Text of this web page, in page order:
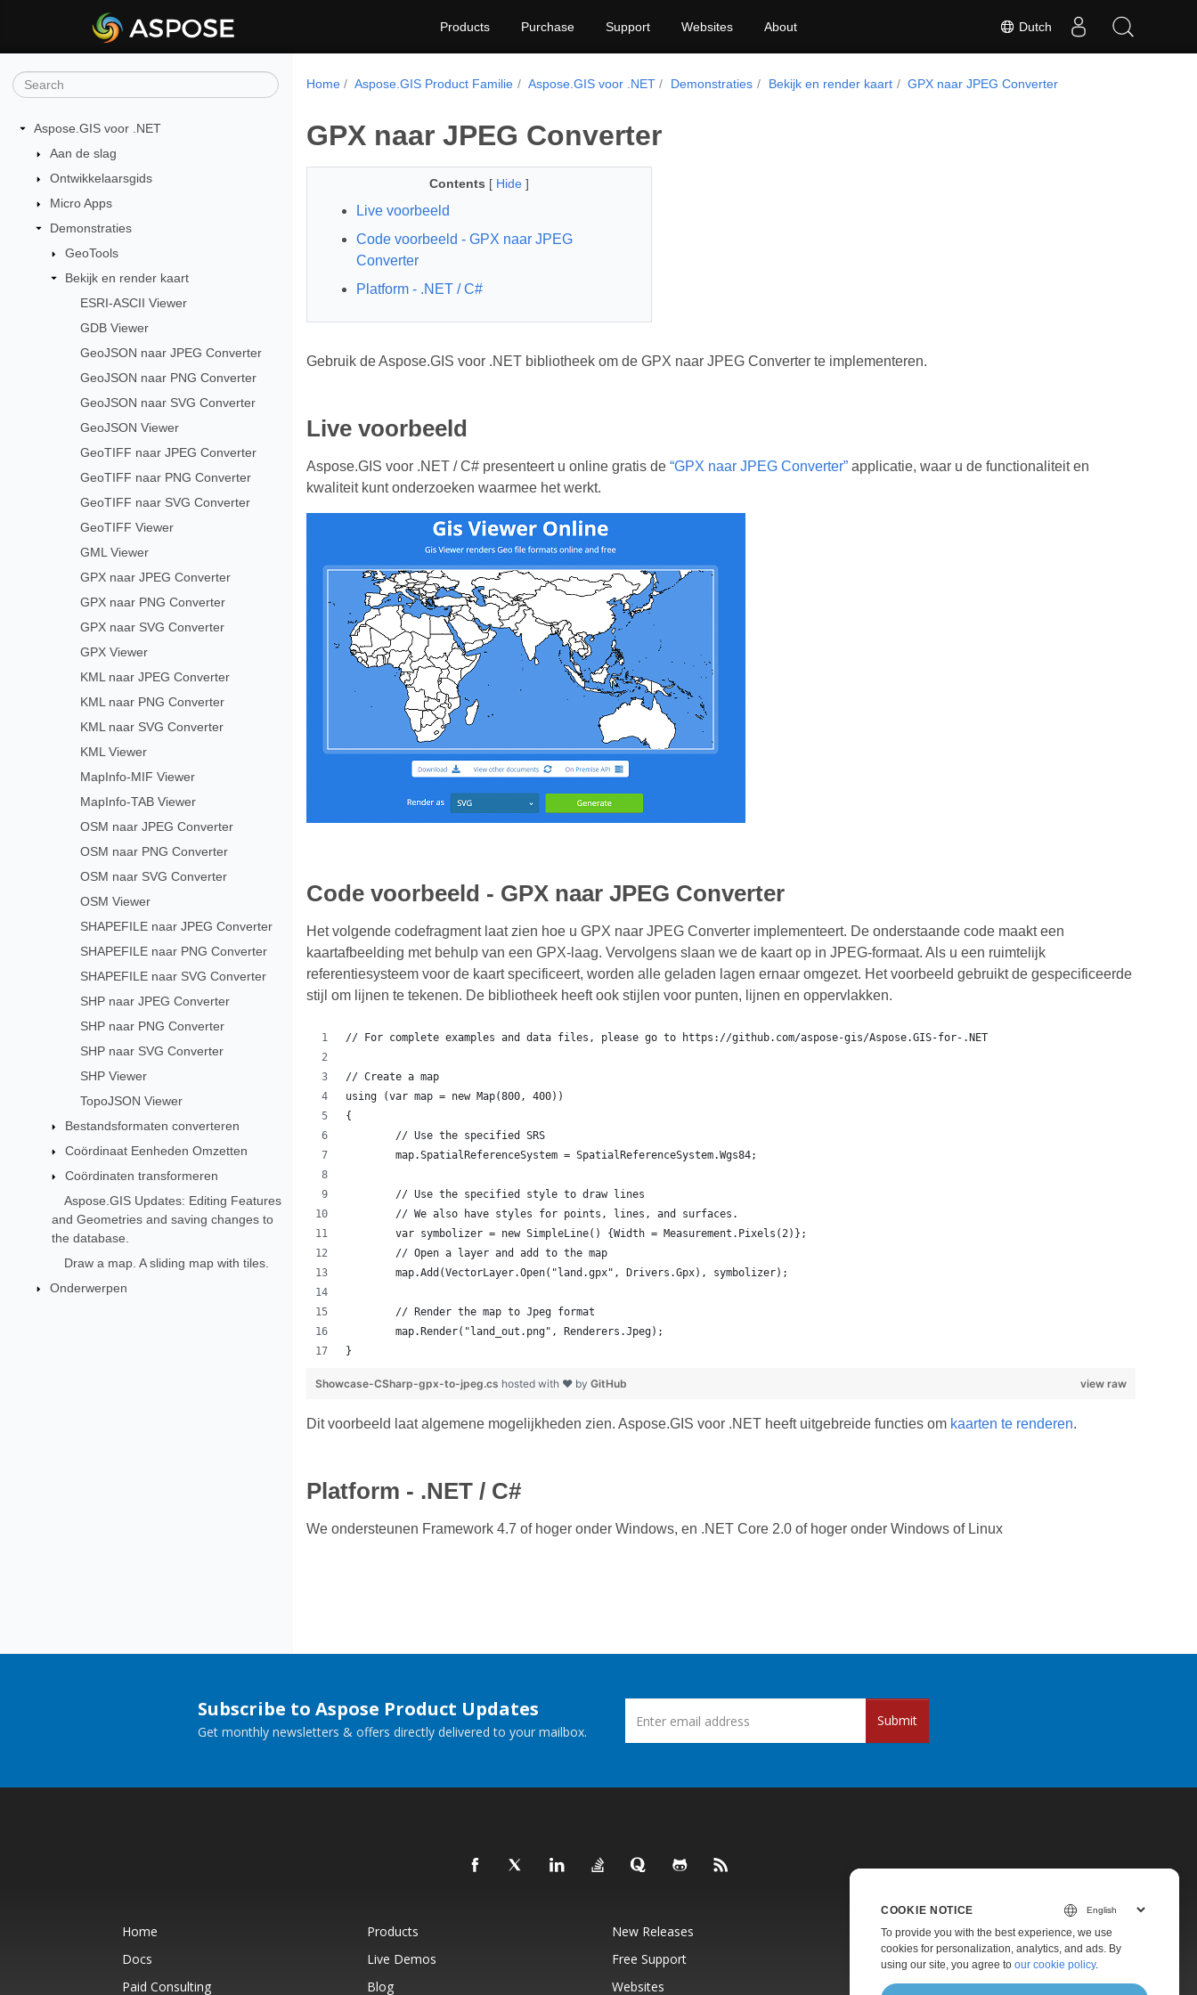
Dutch
Products Purchase Support Websites About
Aspose.GIS voor .NET
Aan de slag
Ontwikkelaarsgids
Micro Apps
Demonstraties
GeoTools
Bekijk en render kaart
ESRI-ASCII Viewer
GDB Viewer
GeoJSON naar JPEG Converter
GeoJSON naar PNG Converter
GeoJSON naar SVG Converter
GeoJSON Viewer
GeoTIFF naar JPEG Converter
GeoTIFF naar PNG Converter
GeoTIFF naar SVG Converter
GeoTIFF Viewer
GML Viewer
GPX naar JPEG Converter
GPX naar PNG Converter
GPX naar SVG Converter
GPX Viewer
KML naar JPEG Converter
KML naar PNG Converter
KML naar SVG Converter
KML Viewer
MapInfo-MIF Viewer
MapInfo-TAB Viewer
OSM naar JPEG Converter
OSM naar PNG Converter
OSM naar SVG Converter
OSM Viewer
SHAPEFILE naar JPEG Converter
SHAPEFILE naar PNG Converter
SHAPEFILE naar SVG Converter
SHP naar JPEG Converter
SHP naar PNG Converter
SHP naar SVG Converter
SHP Viewer
TopoJSON Viewer
Bestandsformaten converteren
Coördinaat Eenheden Omzetten
Coördinaten transformeren
Aspose.GIS Updates: Editing Features
and Geometries and saving changes to
the database.
Draw a map. A sliding map with tiles.
Onderwerpen
Home Aspose.GIS Product Familie Aspose.GIS voor .NET Demonstraties Bekijk en render kaart GPX naar JPEG Converter
GPX naar JPEG Converter
Contents [ Hide ]
Live voorbeeld
Code voorbeeld - GPX naar JPEG
Converter
Platform - .NET / C#
Gebruik de Aspose.GIS voor .NET bibliotheek om de GPX naar JPEG Converter te implementeren.
Live voorbeeld
Aspose.GIS voor .NET / C# presenteert u online gratis de “GPX naar JPEG Converter”applicatie, waar u de functionaliteit en
kwaliteit kunt onderzoeken waarmee het werkt.
Code voorbeeld - GPX naar JPEG Converter
Het volgende codefragment laat zien hoe u GPX naar JPEG Converter implementeert. De onderstaande code maakt een
kaartafbeelding met behulp van een GPX-laag. Vervolgens slaan we de kaart op in JPEG-formaat. Als u een ruimtelijk
referentiesysteem voor de kaart specificeert, worden alle geladen lagen ernaar omgezet. Het voorbeeld gebruikt de gespecificeerde
stijl om lijnen te tekenen. De bibliotheek heeft ook stijlen voor punten, lijnen en oppervlakken.
// For complete examples and data files, please go to https://github.com/aspose-gis/Aspose.GIS-for-.NET
// Create a map
using (var map = new Map(800, 400))
{
	// Use the specified SRS
	map.SpatialReferenceSystem = SpatialReferenceSystem.Wgs84;
	// Use the specified style to draw lines
	// We also have styles for points, lines, and surfaces.
	var symbolizer = new SimpleLine() {Width = Measurement.Pixels(2)};
	// Open a layer and add to the map
	map.Add(VectorLayer.Open("land.gpx", Drivers.Gpx), symbolizer);
	// Render the map to Jpeg format
	map.Render("land_out.png", Renderers.Jpeg);
}
view raw
Showcase-CSharp-gpx-to-jpeg.cs hosted with ❤ by GitHub
Dit voorbeeld laat algemene mogelijkheden zien. Aspose.GIS voor .NET heeft uitgebreide functies om kaarten te renderen.
Platform - .NET / C#
We ondersteunen Framework 4.7 of hoger onder Windows, en .NET Core 2.0 of hoger onder Windows of Linux
Subscribe to Aspose Product Updates
Get monthly newsletters & offers directly delivered to your mailbox.
Submit
Home Products New Releases
Pricing
Docs
Live Demos Free Support
Paid Support
Paid Consulting
Blog Websites About
COOKIE NOTICE
To provide you with the best experience, we use
cookies for personalization, analytics, and ads. By
using our site, you agree to our cookie policy.